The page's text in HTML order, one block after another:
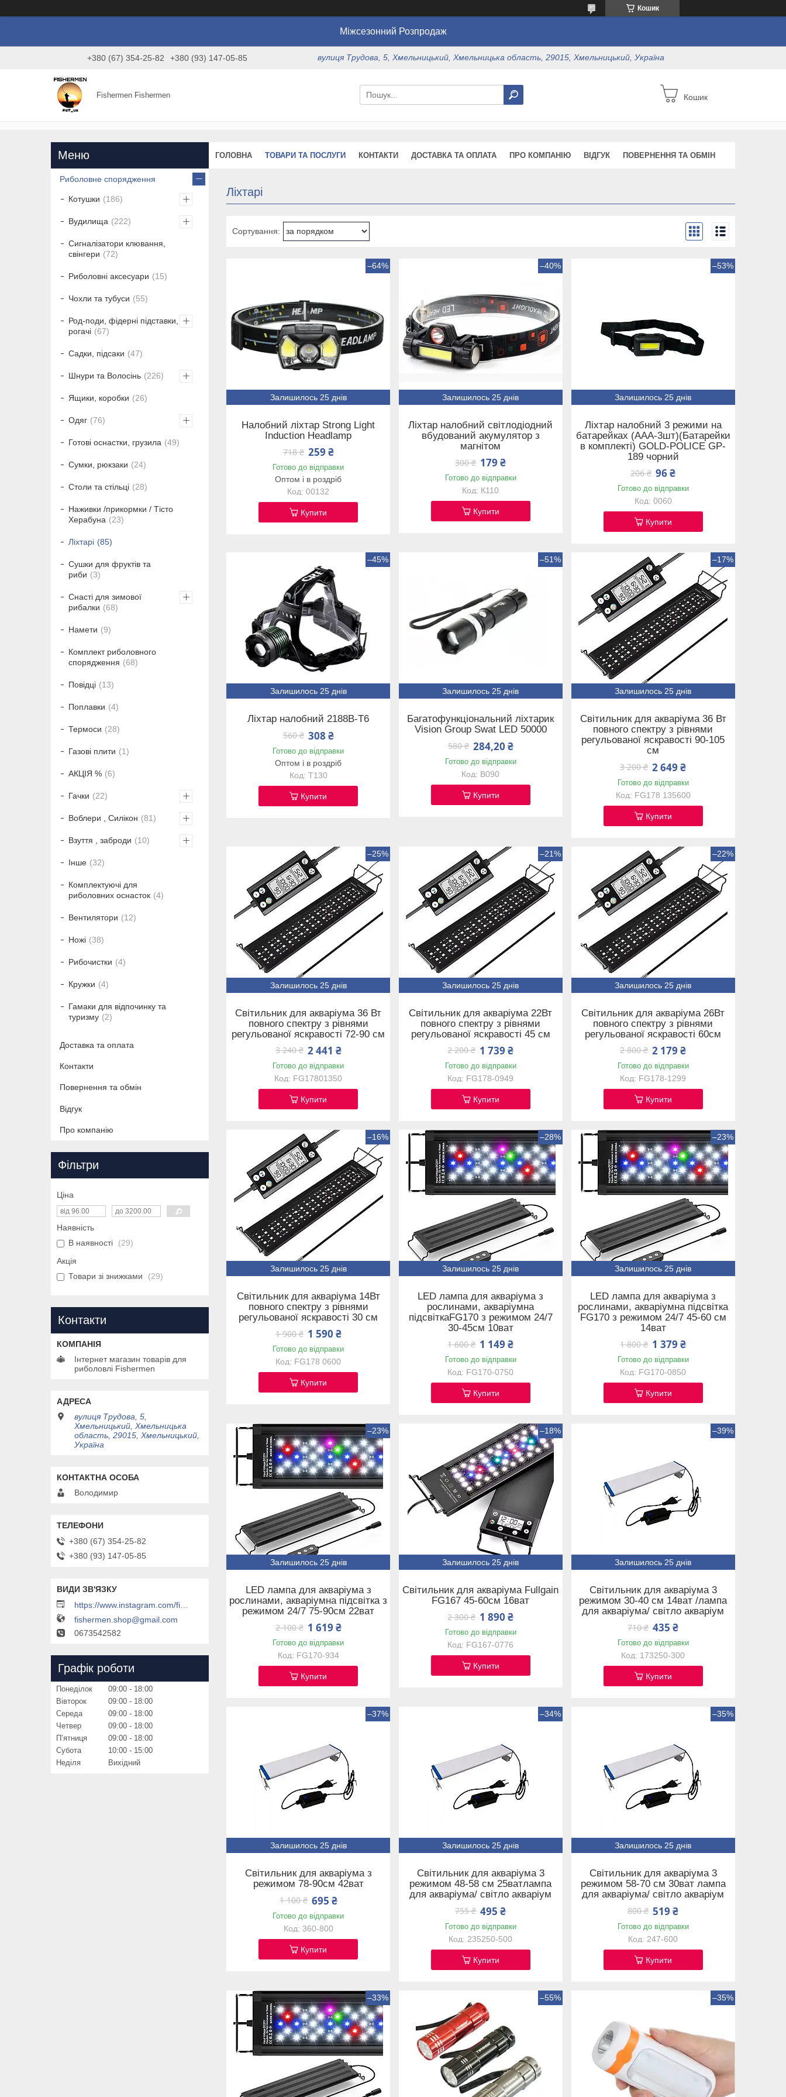
Кошик
Міжсезонний Розпродаж
+380 (67) 354-25-82 +380 (93) 147-05-85 вулиця Трудова, 5, Хмельницький, Хмельницька область, 29015, Хмельницький, Україна
Fishermen Fishermen Кошик
ГОЛОВНА ТОВАРИ ТА ПОСЛУГИ КОНТАКТИ ДОСТАВКА ТА ОПЛАТА ПРО КОМПАНІЮ ВІДГУК ПОВЕРНЕННЯ ТА ОБМІН
Ліхтарі
–64%
Залишилось 25 днів
Налобний ліхтар Strong Light
Induction Headlamp
718 ₴ 259 ₴
Готово до відправки
Оптом і в роздріб
00132
Купити
–40%
Залишилось 25 днів
Ліхтар налобний світлодіодний
вбудований акумулятор з
магнітом
300 ₴ 179 ₴
Готово до відправки
К110
Купити
–53%
Залишилось 25 днів
Ліхтар налобний 3 режими на
батарейках (ААА-3шт)(Батарейки
в комплекті) GOLD-POLICE GP-
189 чорний
206 ₴ 96 ₴
Готово до відправки
0060
Купити
–45%
Залишилось 25 днів
Ліхтар налобний 2188B-T6
560 ₴ 308 ₴
Готово до відправки
Оптом і в роздріб
T130
Купити
–51%
Залишилось 25 днів
Багатофункціональний ліхтарик
Vision Group Swat LED 50000
580 ₴ 284,20 ₴
Готово до відправки
B090
Купити
–17%
Залишилось 25 днів
Світильник для акваріума 36 Вт
повного спектру з рівнями
регульованої яскравості 90-105
см
3 200 ₴ 2 649 ₴
Готово до відправки
FG178 135600
Купити
–25%
Залишилось 25 днів
Світильник для акваріума 36 Вт
повного спектру з рівнями
регульованої яскравості 72-90 см
3 240 ₴ 2 441 ₴
Готово до відправки
FG17801350
Купити
–21%
Залишилось 25 днів
Світильник для акваріума 22Вт
повного спектру з рівнями
регульованої яскравості 45 см
2 200 ₴ 1 739 ₴
Готово до відправки
FG178-0949
Купити
–22%
Залишилось 25 днів
Світильник для акваріума 26Вт
повного спектру з рівнями
регульованої яскравості 60см
2 800 ₴ 2 179 ₴
Готово до відправки
FG178-1299
Купити
–16%
Залишилось 25 днів
Світильник для акваріума 14Вт
повного спектру з рівнями
регульованої яскравості 30 см
1 900 ₴ 1 590 ₴
Готово до відправки
FG178 0600
Купити
–28%
Залишилось 25 днів
LED лампа для акваріума з
рослинами, акваріумна
підсвіткаFG170 з режимом 24/7
30-45см 10ват
1 600 ₴ 1 149 ₴
Готово до відправки
FG170-0750
Купити
–23%
Залишилось 25 днів
LED лампа для акваріума з
рослинами, акваріумна підсвітка
FG170 з режимом 24/7 45-60 см
14ват
1 800 ₴ 1 379 ₴
Готово до відправки
FG170-0850
Купити
–23%
Залишилось 25 днів
LED лампа для акваріума з
рослинами, акваріумна підсвітка з
режимом 24/7 75-90см 22ват
2 100 ₴ 1 619 ₴
Готово до відправки
FG170-934
Купити
–18%
Залишилось 25 днів
Світильник для акваріума Fullgain
FG167 45-60см 16ват
2 300 ₴ 1 890 ₴
Готово до відправки
FG167-0776
Купити
–39%
Залишилось 25 днів
Світильник для акваріума 3
режимом 30-40 см 14ват /лампа
для акваріума/ світло акваріум
710 ₴ 435 ₴
Готово до відправки
173250-300
Купити
–37%
Залишилось 25 днів
Світильник для акваріума з
режимом 78-90см 42ват
1 100 ₴ 695 ₴
Готово до відправки
360-800
Купити
–34%
Залишилось 25 днів
Світильник для акваріума 3
режимом 48-58 см 25ватлампа
для акваріума/ світло акваріум
755 ₴ 495 ₴
Готово до відправки
235250-500
Купити
–35%
Залишилось 25 днів
Світильник для акваріума 3
режимом 58-70 см 30ват лампа
для акваріума/ світло акваріум
800 ₴ 519 ₴
Готово до відправки
247-600
Купити
–33% –55% –35%
Риболовне спорядження
Котушки 186
Вудилища 222
Сигналізатори клювання,
свінгери
72
Риболовні аксесуари 15
Чохли та тубуси 55
Род-поди, фідерні підставки,
рогачі
67
Садки, підсаки 47
Шнури та Волосінь 226
Ящики, коробки 26
Одяг 76
Готові оснастки, грузила 49
Сумки, рюкзаки 24
Столи та стільці 28
Наживки /прикормки / Тісто
Херабуна
23
Ліхтарі 85
Сушки для фруктів та
риби
3
Снасті для зимової
рибалки
68
Намети 9
Комплект риболовного
спорядження
68
Повідці 13
Поплавки 4
Термоси 28
Газові плити 1
АКЦІЯ % 6
Гачки 22
Воблери , Силікон 81
Взуття , заброди 10
Інше 32
Комплектуючі для
риболовних оснасток
4
Вентилятори 12
Ножі 38
Рибочистки 4
Кружки 4
Гамаки для відпочинку та
туризму
2
Доставка та оплата
Контакти
Повернення та обмін
Відгук
Про компанію
Фільтри
Ціна
Наявність
В наявності
29
Акція
Товари зі знижками
29
Контакти
Інтернет магазин товарів для
риболовлі Fishermen
вулиця Трудова, 5,
Хмельницький, Хмельницька
область, 29015, Хмельницький,
Україна
Володимир
+380 (67) 354-25-82
+380 (93) 147-05-85
https://www.instagram.com/fishermenfishermen
fishermen.shop@gmail.com
0673542582
Графік роботи
Понеділок 09:00
18:00
Вівторок
09:00
18:00
Середа
09:00
18:00
Четвер
09:00
18:00
Пʼятниця
09:00
18:00
Субота
10:00
15:00
Неділя
Вихідний